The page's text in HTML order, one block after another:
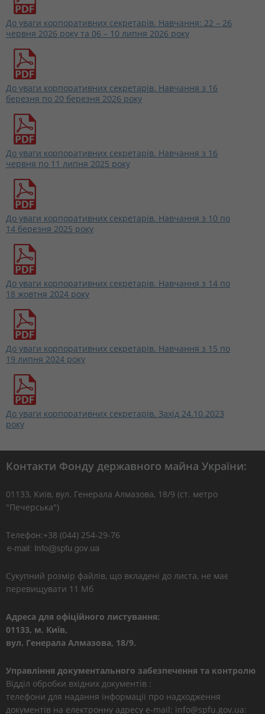
До уваги корпоративних секретарів. Навчання: 22 – 26
червня 2026 року та 06 – 10 липня 2026 року
До уваги корпоративних секретарів. Навчання з 16
березня по 20 березня 2026 року
До уваги корпоративних секретарів. Навчання з 16
червня по 11 липня 2025 року
До уваги корпоративних секретарів. Навчання з 10 по
14 березня 2025 року
До уваги корпоративних секретарів. Навчання з 14 по
18 жовтня 2024 року
До уваги корпоративних секретарів. Навчання з 15 по
19 липня 2024 року
До уваги корпоративних секретарів. Захід 24.10.2023
року
Контакти Фонду державного майна України:
01133, Kиїв, вул. Генерала Алмазова, 18/9 (ст. метро
"Печерська")
Телефон:+38 (044) 254-29-76
Сукупний розмір файлів, що вкладені до листа, не має
перевищувати 11 Мб
Адреса для офіційного листування:
01133, м. Київ,
вул. Генерала Алмазова, 18/9.
Управління документального забезпечення та контролю
Відділ обробки вхідних документів :
телефони для надання інформації про надходження
документів на електронну адресу e-mail: info@spfu.gov.ua: